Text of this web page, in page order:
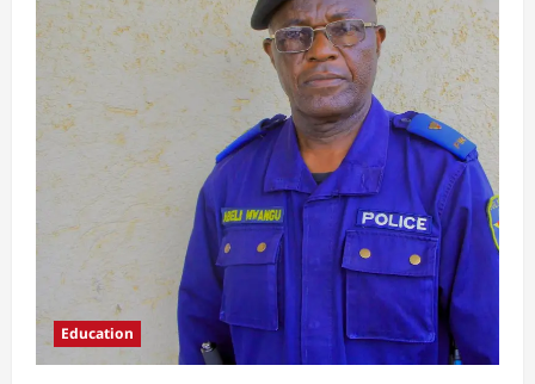
Education